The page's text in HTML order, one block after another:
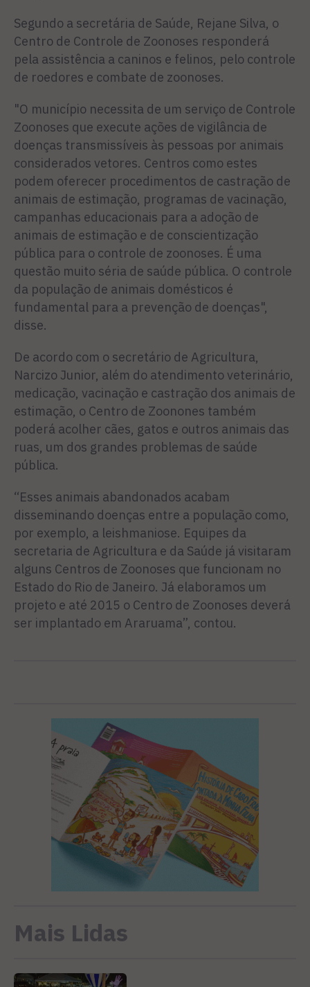
Segundo a secretária de Saúde, Rejane Silva, o
Centro de Controle de Zoonoses responderá
pela assistência a caninos e felinos, pelo controle
de roedores e combate de zoonoses.
"O município necessita de um serviço de Controle
Zoonoses que execute ações de vigilância de
doenças transmissíveis às pessoas por animais
considerados vetores. Centros como estes
podem oferecer procedimentos de castração de
animais de estimação, programas de vacinação,
campanhas educacionais para a adoção de
animais de estimação e de conscientização
pública para o controle de zoonoses. É uma
questão muito séria de saúde pública. O controle
da população de animais domésticos é
fundamental para a prevenção de doenças",
disse.
De acordo com o secretário de Agricultura,
Narcizo Junior, além do atendimento veterinário,
medicação, vacinação e castração dos animais de
estimação, o Centro de Zoonones também
poderá acolher cães, gatos e outros animais das
ruas, um dos grandes problemas de saúde
pública.
“Esses animais abandonados acabam
disseminando doenças entre a população como,
por exemplo, a leishmaniose. Equipes da
secretaria de Agricultura e da Saúde já visitaram
alguns Centros de Zoonoses que funcionam no
Estado do Rio de Janeiro. Já elaboramos um
projeto e até 2015 o Centro de Zoonoses deverá
ser implantado em Araruama”, contou.
Mais Lidas